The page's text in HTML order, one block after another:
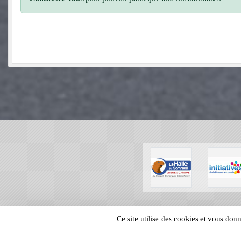
REGIONSCe site utilise des cookies et vous